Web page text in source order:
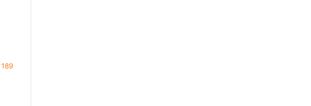
189